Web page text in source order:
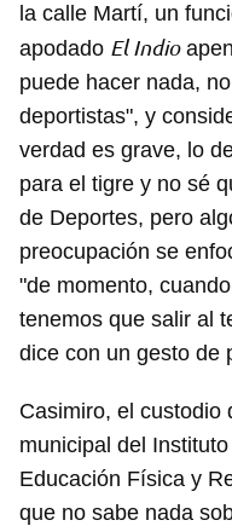
la calle Martí, un
apodado El Indio
puede hacer nada,
deportistas", y
verdad es grave, lo
para el tigre y no sé
de Deportes, pero
preocupación se
"de momento,
tenemos que salir al
dice con un gesto de
Casimiro, el custodio
municipal del
Educación Física y
que no sabe nada